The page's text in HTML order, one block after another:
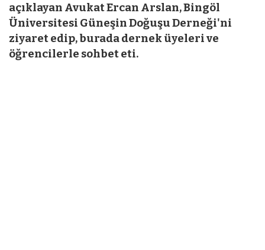
açıklayan Avukat Ercan Arslan, Bingöl
Üniversitesi Güneşin Doğuşu Derneği'ni
ziyaret edip, burada dernek üyeleri ve
öğrencilerle sohbet eti.